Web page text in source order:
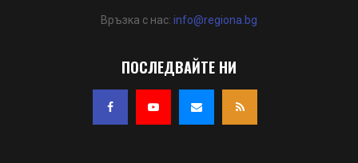
Връзка с нас: info@regiona.bg
ПОСЛЕДВАЙТЕ НИ